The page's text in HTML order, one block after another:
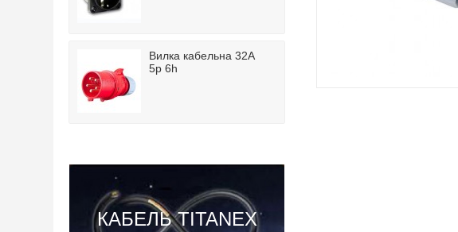
Вилка кабельна 32A
5p 6h
КАБЕЛЬ TITANEX